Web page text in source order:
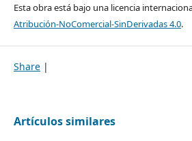
Esta obra está bajo una licencia
Atribución-NoComercial-SinDerivadas 4.0.
Share |
Artículos similares